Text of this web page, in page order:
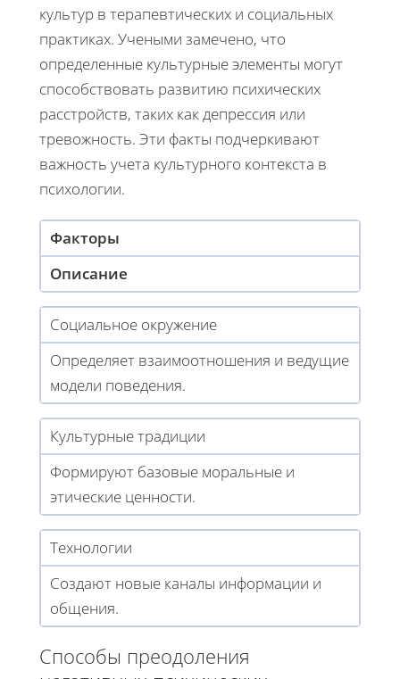
культур в терапевтических и социальных
практиках. Учеными замечено, что
определенные культурные элементы могут
способствовать развитию психических
расстройств, таких как депрессия или
тревожность. Эти факты подчеркивают
важность учета культурного контекста в
психологии.
Факторы
Описание
Социальное окружение
Определяет взаимоотношения и ведущие
модели поведения.
Культурные традиции
Формируют базовые моральные и
этические ценности.
Технологии
Создают новые каналы информации и
общения.
Способы преодоления